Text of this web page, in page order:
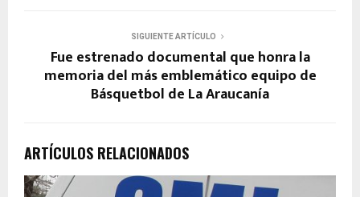
SIGUIENTE ARTÍCULO
Fue estrenado documental que honra la
memoria del más emblemático equipo de
Básquetbol de La Araucanía
ARTÍCULOS RELACIONADOS